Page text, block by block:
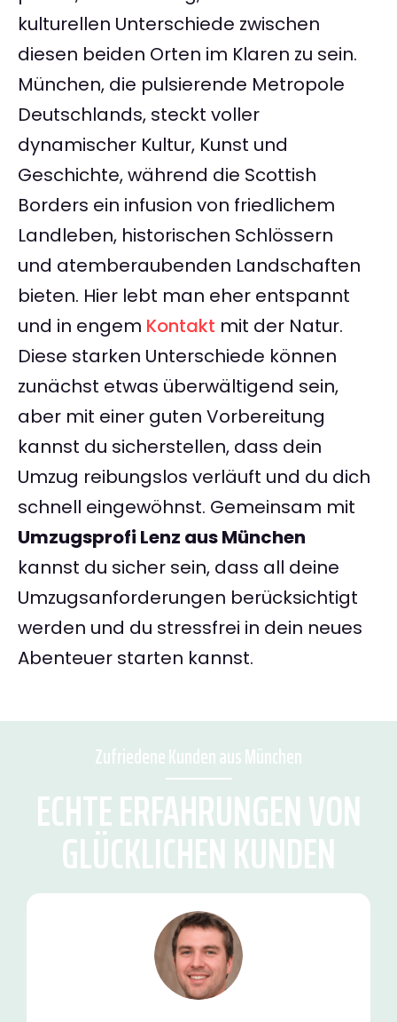
kulturellen Unterschiede zwischen
diesen beiden Orten im Klaren zu sein.
München, die pulsierende Metropole
Deutschlands, steckt voller
dynamischer Kultur, Kunst und
Geschichte, während die Scottish
Borders ein infusion von friedlichem
Landleben, historischen Schlössern
und atemberaubenden Landschaften
bieten. Hier lebt man eher entspannt
und in engem Kontakt mit der Natur.
Diese starken Unterschiede können
zunächst etwas überwältigend sein,
aber mit einer guten Vorbereitung
kannst du sicherstellen, dass dein
Umzug reibungslos verläuft und du dich
schnell eingewöhnst. Gemeinsam mit
Umzugsprofi Lenz aus München
kannst du sicher sein, dass all deine
Umzugsanforderungen berücksichtigt
werden und du stressfrei in dein neues
Abenteuer starten kannst.
Zufriedene Kunden aus München
ECHTE ERFAHRUNGEN VON
GLÜCKLICHEN KUNDEN